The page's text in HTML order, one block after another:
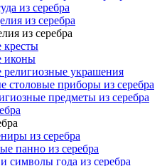
из серебра
из серебра
из серебра
кресты
иконы
религиозные украшения
столовые приборы из серебра
предметы из серебра
из серебра
панно из серебра
символы года из серебра